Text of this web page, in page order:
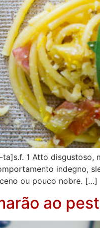
1 Atto
indegno,
ou pouco nobre. […]
ao